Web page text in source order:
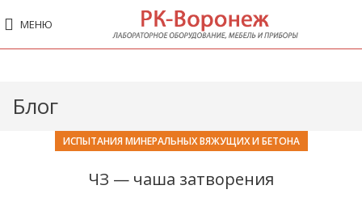
МЕНЮ
Блог
ИСПЫТАНИЯ МИНЕРАЛЬНЫХ ВЯЖУЩИХ И БЕТОНА
ЧЗ — чаша затворения